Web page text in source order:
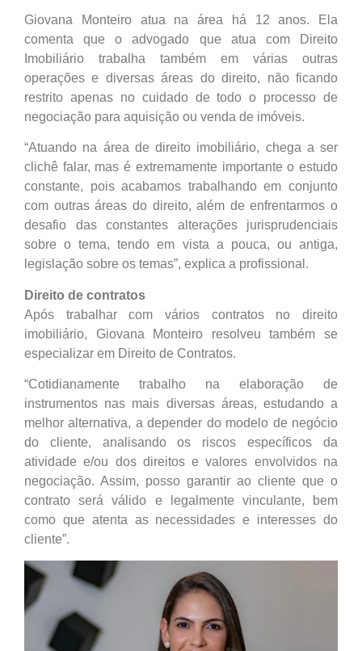
Giovana Monteiro atua na área há 12 anos. Ela
comenta que o advogado que atua com Direito
Imobiliário trabalha também em várias outras
operações e diversas áreas do direito, não ficando
restrito apenas no cuidado de todo o processo de
negociação para aquisição ou venda de imóveis.
“Atuando na área de direito imobiliário, chega a ser
clichê falar, mas é extremamente importante o estudo
constante, pois acabamos trabalhando em conjunto
com outras áreas do direito, além de enfrentarmos o
desafio das constantes alterações jurisprudenciais
sobre o tema, tendo em vista a pouca, ou antiga,
legislação sobre os temas”, explica a profissional.
Direito de contratos
Após trabalhar com vários contratos no direito
imobiliário, Giovana Monteiro resolveu também se
especializar em Direito de Contratos.
“Cotidianamente trabalho na elaboração de
instrumentos nas mais diversas áreas, estudando a
melhor alternativa, a depender do modelo de negócio
do cliente, analisando os riscos específicos da
atividade e/ou dos direitos e valores envolvidos na
negociação. Assim, posso garantir ao cliente que o
contrato será válido e legalmente vinculante, bem
como que atenta as necessidades e interesses do
cliente”.